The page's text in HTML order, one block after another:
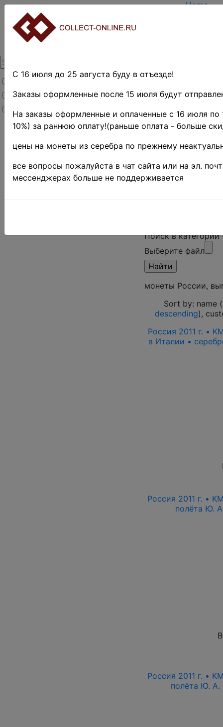
Товары со скидкой
Товары в наличии
Новинки
Home
TERMS
Home»
Coins» Russian
Federation -
1991 - n.d.»
2011 г. ♦♦
Поиск в
Выберите файл
монеты России,
Sort by: name (
descending),
Россия 2011 г. •
в Италии •
Россия 2011 г. •
полёта Ю.
Россия 2011 г. •
полёта Ю. А.
С 16 июля до 25 августа буду в отъезде!
Заказы оформленные после 15 июля будут
На заказы оформленные и оплаченные с 16 июля по
10%) за раннюю оплату!(раньше оплата - больше
цены на монеты из серебра по прежнему
все вопросы пожалуйста в чат сайта или на эл.
мессенджерах больше не поддерживается